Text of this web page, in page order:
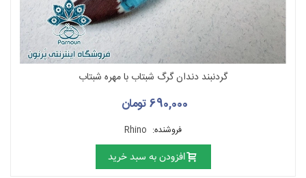
گردنبند دندان گرگ شبتاب با مهره شبتاب
690,000 تومان
فروشنده:
افزودن به سبد خرید